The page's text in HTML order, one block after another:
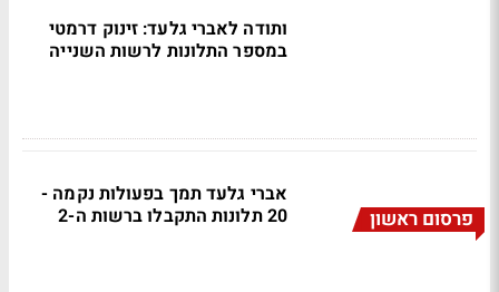
ותודה לאברי גלעד: זינוק דרמטי
במספר התלונות לרשות השנייה
פרסום ראשון
אברי גלעד תמך בפעולות נקמה -
20 תלונות התקבלו ברשות ה-2